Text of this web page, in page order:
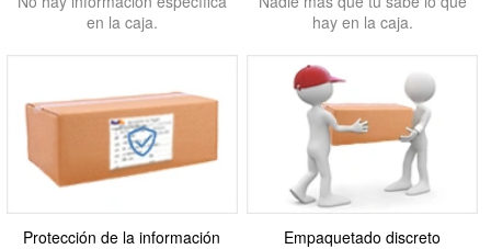
en la caja.
hay en la caja.
Protección de la información
Empaquetado discreto